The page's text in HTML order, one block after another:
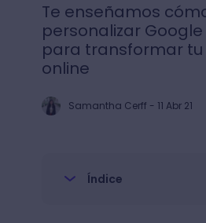
Te enseñamos
personalizar
para transformar tu
online
Samantha Cerff - 11 Abr 21
Índice